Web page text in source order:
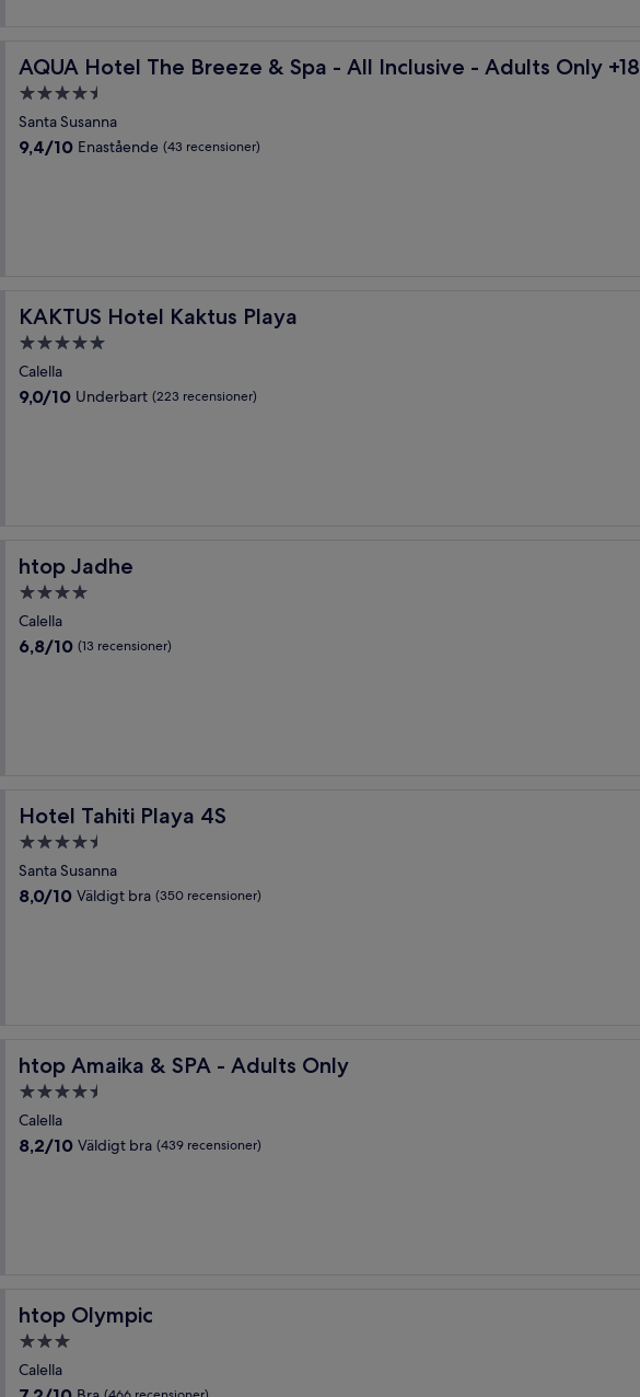
AQUA Hotel The Breeze & Spa - All Inclusive - Adults Only +18
AQUA Hotel The Breeze & Spa - All Inclusive - Adults Only +18
4.5-
stjärnigt
boende
Santa Susanna
9.4
9,4/10 Enastående (43 recensioner)
+18
KAKTUS Hotel Kaktus Playa
KAKTUS Hotel Kaktus Playa
5.0-
stjärnigt
boende
Calella
9.0
9,0/10 Underbart (223 recensioner)
htop Jadhe
htop Jadhe
4.0-
stjärnigt
boende
Calella
6.8
6,8/10 (13 recensioner)
Hotel Tahiti Playa 4S
Hotel Tahiti Playa 4S
4.5-
stjärnigt
boende
Santa Susanna
8.0
8,0/10 Väldigt bra (350 recensioner)
htop Amaika & SPA - Adults Only
htop Amaika & SPA - Adults Only
4.5-
stjärnigt
boende
Calella
8.2
8,2/10 Väldigt bra (439 recensioner)
htop Olympic
htop Olympic
3.0-
stjärnigt
boende
Calella
7.2